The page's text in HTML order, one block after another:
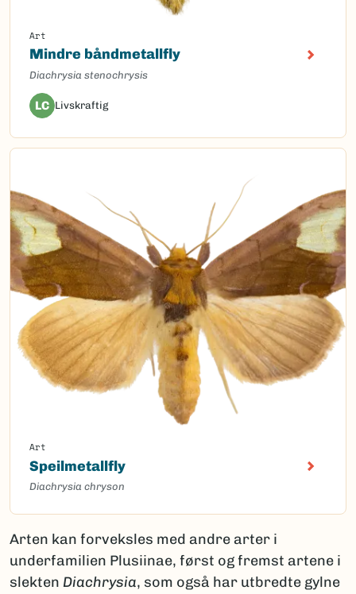
Art
Mindre båndmetallfly
Diachrysia stenochrysis
LC Livskraftig
Art
Speilmetallfly
Diachrysia chryson
Arten kan forveksles med andre arter i
underfamilien Plusiinae, først og fremst artene i
slekten Diachrysia, som også har utbredte gylne